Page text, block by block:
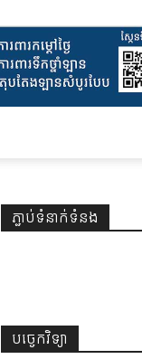
ភ្ជាប់ទំនាក់ទំនង
បច្ចេកវិទ្យា